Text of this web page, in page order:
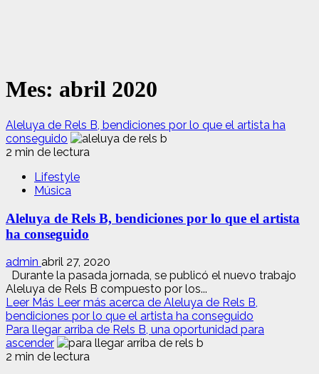
Mes: abril 2020
Aleluya de Rels B, bendiciones por lo que el artista ha
conseguido
2 min de lectura
Lifestyle
Música
Aleluya de Rels B, bendiciones por lo que el artista
ha conseguido
admin abril 27, 2020
Durante la pasada jornada, se publicó el nuevo trabajo
Aleluya de Rels B compuesto por los...
Leer Más Leer más acerca de Aleluya de Rels B,
bendiciones por lo que el artista ha conseguido
Para llegar arriba de Rels B, una oportunidad para
ascender
2 min de lectura